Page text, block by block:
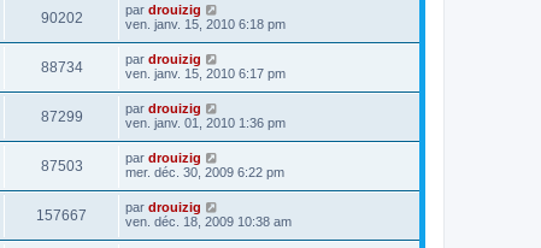
90202 par drouizig
ven. janv. 15, 2010 6:18 pm
88734 par drouizig
ven. janv. 15, 2010 6:17 pm
87299 par drouizig
ven. janv. 01, 2010 1:36 pm
87503 par drouizig
mer. déc. 30, 2009 6:22 pm
157667 par drouizig
ven. déc. 18, 2009 10:38 am